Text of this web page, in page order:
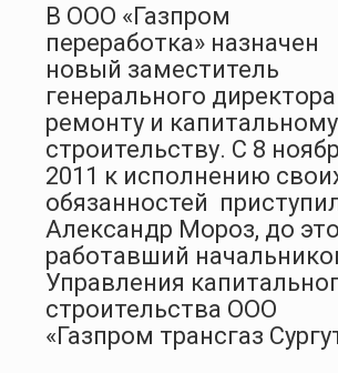
В ООО «Газпром
переработка» назначен
новый заместитель
генерального
ремонту и капитальному
строительству. С 8
2011 к исполнению
обязанностей
Александр Мороз, до
работавший
Управления
строительства ООО
«Газпром трансгаз